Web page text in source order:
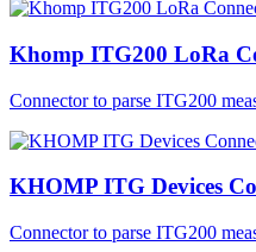
Khomp ITG200 LoRa
Connector to parse ITG200
KHOMP ITG Devices
Connector to parse ITG200